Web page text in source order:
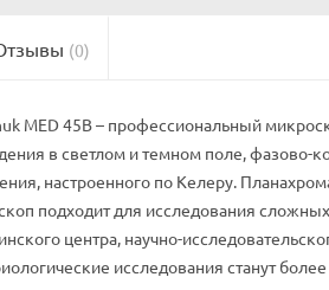
(0)
MED 45B – профессиональный
в светлом и темном поле, фазово-
настроенного по Келеру.
подходит для исследования
центра, научно-
исследования станут